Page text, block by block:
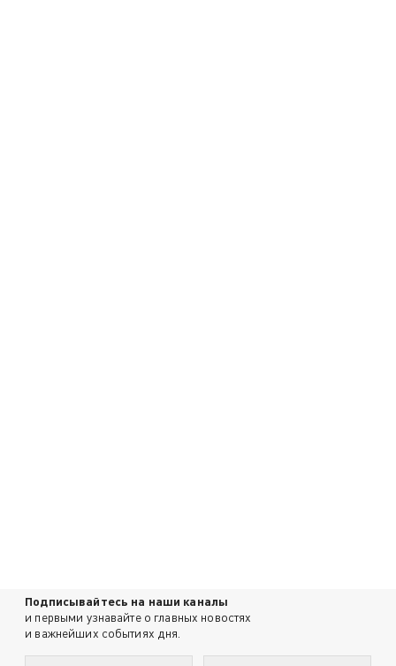
Подписывайтесь на наши каналы
и первыми узнавайте о главных новостях
и важнейших событиях дня.